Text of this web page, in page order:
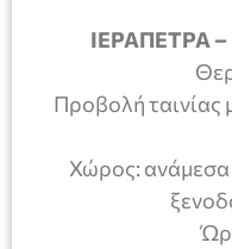
ΙΕΡΑΠΕΤΡΑ
Προβολή ταινίας
Χώρος: ανάμεσα